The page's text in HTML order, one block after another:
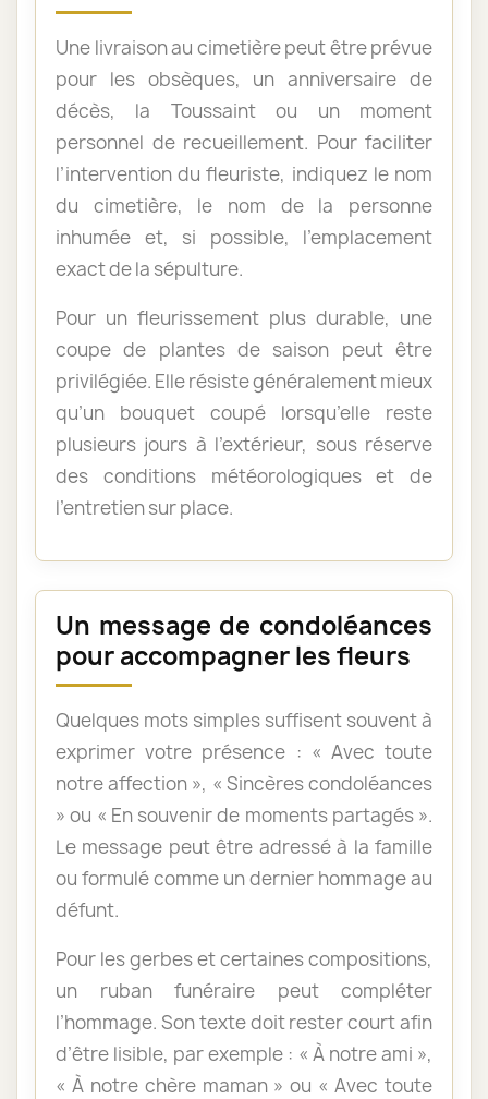
Une livraison au cimetière peut être prévue
pour les obsèques, un anniversaire de
décès, la Toussaint ou un moment
personnel de recueillement. Pour faciliter
l’intervention du fleuriste, indiquez le nom
du cimetière, le nom de la personne
inhumée et, si possible, l’emplacement
exact de la sépulture.
Pour un fleurissement plus durable, une
coupe de plantes de saison peut être
privilégiée. Elle résiste généralement mieux
qu’un bouquet coupé lorsqu’elle reste
plusieurs jours à l’extérieur, sous réserve
des conditions météorologiques et de
l’entretien sur place.
Un message de condoléances
pour accompagner les fleurs
Quelques mots simples suffisent souvent à
exprimer votre présence : « Avec toute
notre affection », « Sincères condoléances
» ou « En souvenir de moments partagés ».
Le message peut être adressé à la famille
ou formulé comme un dernier hommage au
défunt.
Pour les gerbes et certaines compositions,
un ruban funéraire peut compléter
l’hommage. Son texte doit rester court afin
d’être lisible, par exemple : « À notre ami »,
« À notre chère maman » ou « Avec toute